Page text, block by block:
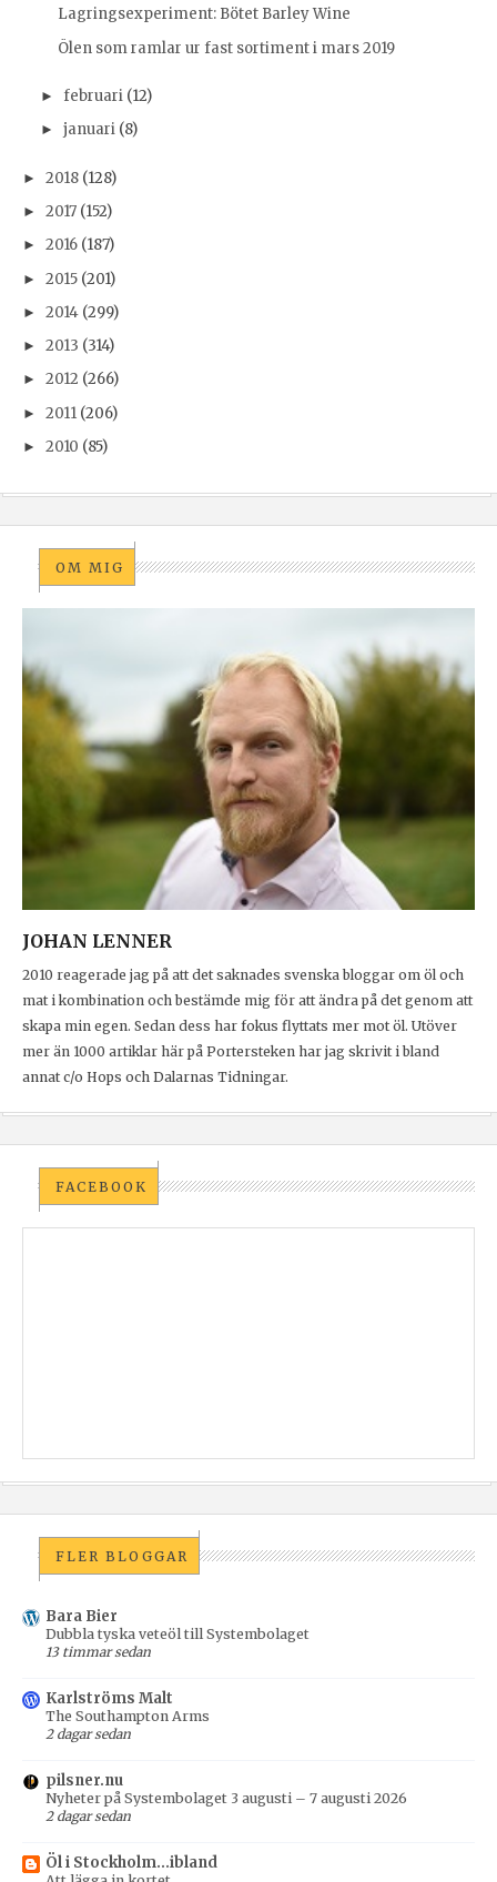
Lagringsexperiment: Bötet Barley Wine
Ölen som ramlar ur fast sortiment i mars 2019
► februari (12)
► januari (8)
► 2018 (128)
► 2017 (152)
► 2016 (187)
► 2015 (201)
► 2014 (299)
► 2013 (314)
► 2012 (266)
► 2011 (206)
► 2010 (85)
OM MIG
JOHAN LENNER
2010 reagerade jag på att det saknades svenska bloggar om öl och
mat i kombination och bestämde mig för att ändra på det genom att
skapa min egen. Sedan dess har fokus flyttats mer mot öl. Utöver
mer än 1000 artiklar här på Portersteken har jag skrivit i bland
annat c/o Hops och Dalarnas Tidningar.
FACEBOOK
FLER BLOGGAR
Bara Bier
Dubbla tyska veteöl till Systembolaget
13 timmar sedan
Karlströms Malt
The Southampton Arms
2 dagar sedan
pilsner.nu
Nyheter på Systembolaget 3 augusti – 7 augusti 2026
2 dagar sedan
Öl i Stockholm...ibland